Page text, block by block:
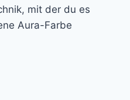
mit der du es
Aura-Farbe